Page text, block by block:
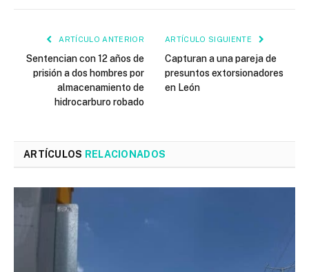
ARTÍCULO ANTERIOR
Sentencian con 12 años de
prisión a dos hombres por
almacenamiento de
hidrocarburo robado
ARTÍCULO SIGUIENTE
Capturan a una pareja de
presuntos extorsionadores
en León
ARTÍCULOS RELACIONADOS